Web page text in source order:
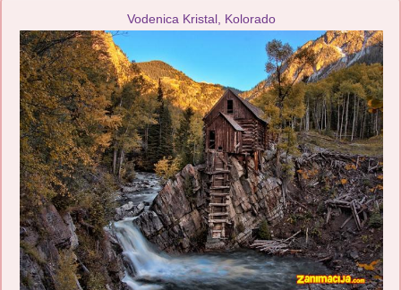
Vodenica Kristal, Kolorado